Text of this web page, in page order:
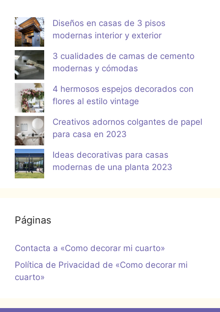
Diseños en casas de 3 pisos
modernas interior y exterior
3 cualidades de camas de cemento
modernas y cómodas
4 hermosos espejos decorados con
flores al estilo vintage
Creativos adornos colgantes de papel
para casa en 2023
Ideas decorativas para casas
modernas de una planta 2023
Páginas
Contacta a «Como decorar mi cuarto»
Política de Privacidad de «Como decorar mi
cuarto»